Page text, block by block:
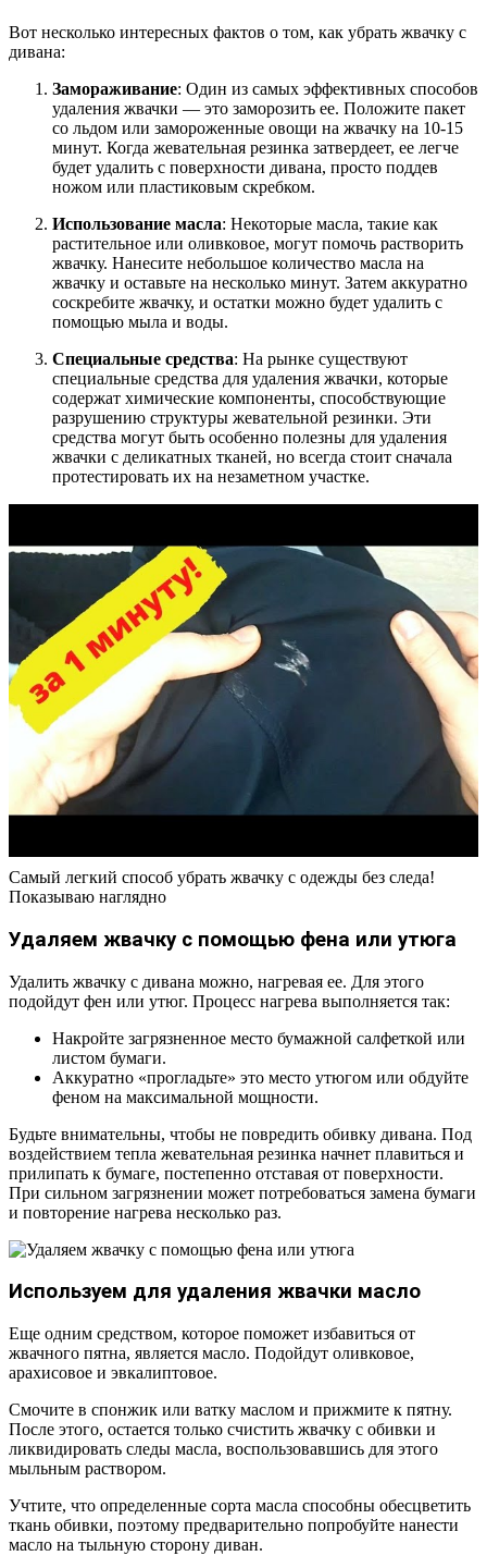
Вот несколько интересных фактов о том, как убрать жвачку с
дивана:
Замораживание: Один из самых эффективных способов
удаления жвачки — это заморозить ее. Положите пакет
со льдом или замороженные овощи на жвачку на 10-15
минут. Когда жевательная резинка затвердеет, ее легче
будет удалить с поверхности дивана, просто поддев
ножом или пластиковым скребком.
Использование масла: Некоторые масла, такие как
растительное или оливковое, могут помочь растворить
жвачку. Нанесите небольшое количество масла на
жвачку и оставьте на несколько минут. Затем аккуратно
соскребите жвачку, и остатки можно будет удалить с
помощью мыла и воды.
Специальные средства: На рынке существуют
специальные средства для удаления жвачки, которые
содержат химические компоненты, способствующие
разрушению структуры жевательной резинки. Эти
средства могут быть особенно полезны для удаления
жвачки с деликатных тканей, но всегда стоит сначала
протестировать их на незаметном участке.
Самый легкий способ убрать жвачку с одежды без следа!
Показываю наглядно
Удаляем жвачку с помощью фена или утюга
Удалить жвачку с дивана можно, нагревая ее. Для этого
подойдут фен или утюг. Процесс нагрева выполняется так:
Накройте загрязненное место бумажной салфеткой или
листом бумаги.
Аккуратно «прогладьте» это место утюгом или обдуйте
феном на максимальной мощности.
Будьте внимательны, чтобы не повредить обивку дивана. Под
воздействием тепла жевательная резинка начнет плавиться и
прилипать к бумаге, постепенно отставая от поверхности.
При сильном загрязнении может потребоваться замена бумаги
и повторение нагрева несколько раз.
Используем для удаления жвачки масло
Еще одним средством, которое поможет избавиться от
жвачного пятна, является масло. Подойдут оливковое,
арахисовое и эвкалиптовое.
Смочите в спонжик или ватку маслом и прижмите к пятну.
После этого, остается только счистить жвачку с обивки и
ликвидировать следы масла, воспользовавшись для этого
мыльным раствором.
Учтите, что определенные сорта масла способны обесцветить
ткань обивки, поэтому предварительно попробуйте нанести
масло на тыльную сторону диван.